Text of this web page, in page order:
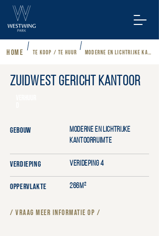
Home Te koop / te huur MODERNE EN LICHTRIJKE
Zuidwest gericht kantoor
GEBOUW
Moderne en lichtrijke
kantoorruimte
VERDIEPING verideping 4
OPPERVLAKTE 266m²
/ Vraag meer informatie op /